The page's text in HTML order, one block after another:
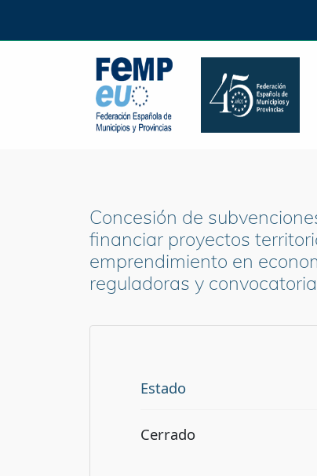
Concesión de
financiar proyectos
emprendimiento en
reguladoras y
Estado
Cerrado